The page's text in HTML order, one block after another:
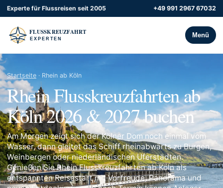
Experte für Flussreisen seit 2005 +49 991 2967 67032
Menü
Startseite · Rhein ab Köln
Rhein Flusskreuzfahrten ab
Köln 2026 & 2027 buchen
Am Morgen zeigt sich der Kölner Dom noch einmal vom
Wasser, dann gleitet das Schiff rheinabwärts zu Burgen,
Weinbergen oder niederländischen Uferstädten.
Genießen Sie Rhein Flusskreuzfahrten ab Köln als
entspannten Reisestart mit Vorfreude, Panorama und